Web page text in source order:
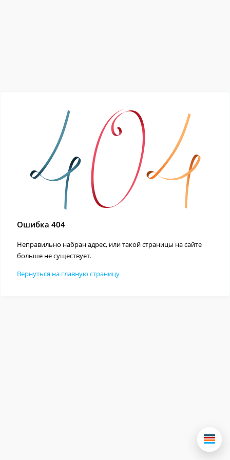
Ошибка 404
Неправильно набран адрес, или такой страницы на сайте
больше не существует.
Вернуться на главную страницу